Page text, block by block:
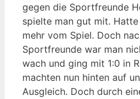
gegen die Sportfreunde
spielte man gut mit.
mehr vom Spiel. Doch
Sportfreunde war man
wach und ging mit 1:0 in
machten nun hinten auf
Ausgleich. Doch durch